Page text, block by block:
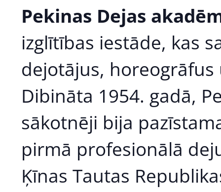
Pekinas Dejas
izglītības iestāde, kas
dejotājus,
Dibināta 1954. gadā,
sākotnēji bija
pirmā profesionālā
Ķīnas Tautas